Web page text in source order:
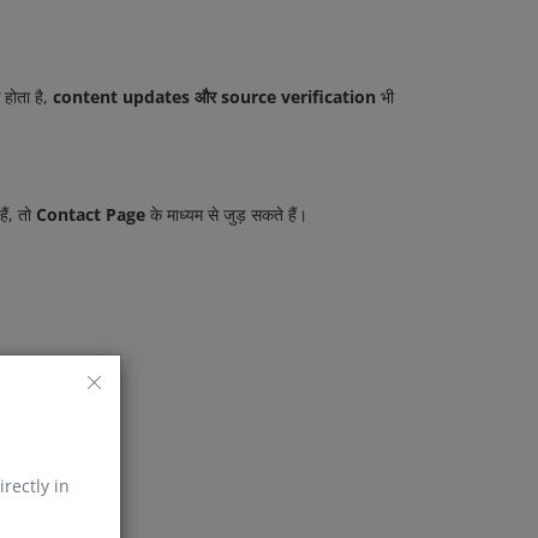
in
है, content updates और source verification भी
तो Contact Page के माध्यम से जुड़ सकते हैं।